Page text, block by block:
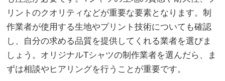
リントのクオリティなどが重要な要素となります。制
作業者が使用する生地やプリント技術についても確認
し、自分の求める品質を提供してくれる業者を選びま
しょう。オリジナルTシャツの制作業者を選んだら、ま
ずは相談やヒアリングを行うことが重要です。